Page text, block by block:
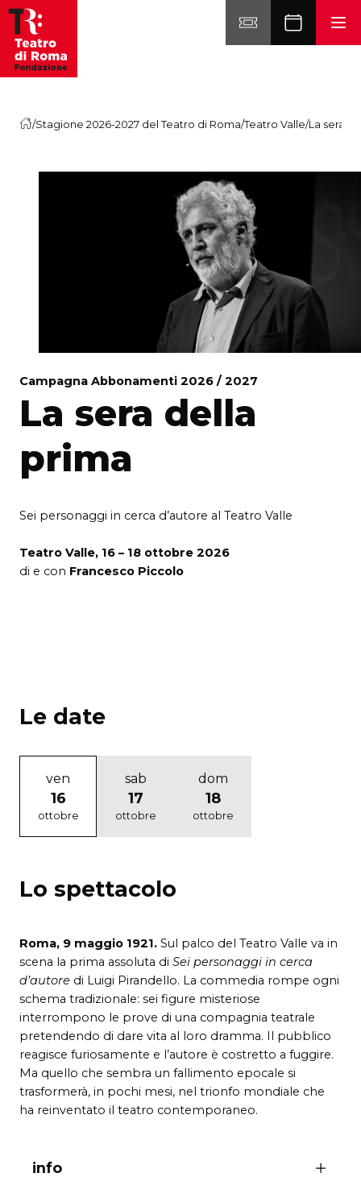
Vai al contenuto
/Stagione 2026-2027 del Teatro di Roma/Teatro Valle/La sera
Campagna Abbonamenti 2026 / 2027
La sera della
prima
Sei personaggi in cerca d’autore al Teatro Valle
Teatro Valle, 16 – 18 ottobre 2026
di e con Francesco Piccolo
Lo spettacolo
Roma, 9 maggio 1921. Sul palco del Teatro Valle va in
scena la prima assoluta di Sei personaggi in cerca
d’autore di Luigi Pirandello. La commedia rompe ogni
schema tradizionale: sei figure misteriose
interrompono le prove di una compagnia teatrale
pretendendo di dare vita al loro dramma. Il pubblico
reagisce furiosamente e l’autore è costretto a fuggire.
Ma quello che sembra un fallimento epocale si
trasformerà, in pochi mesi, nel trionfo mondiale che
ha reinventato il teatro contemporaneo.
info
Le date
ven
16
ottobre
sab
17
ottobre
dom
18
ottobre